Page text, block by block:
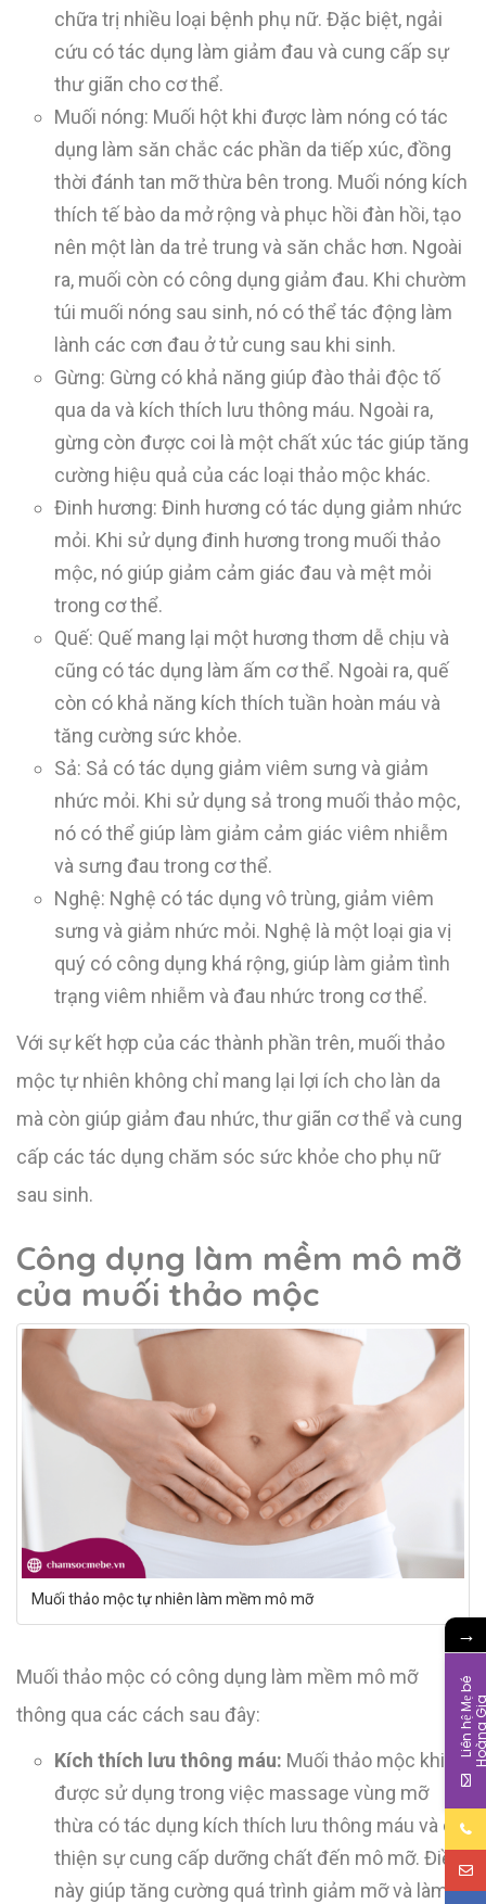
chữa trị nhiều loại bệnh phụ nữ. Đặc biệt, ngải
cứu có tác dụng làm giảm đau và cung cấp sự
thư giãn cho cơ thể.
Muối nóng: Muối hột khi được làm nóng có tác
dụng làm săn chắc các phần da tiếp xúc, đồng
thời đánh tan mỡ thừa bên trong. Muối nóng kích
thích tế bào da mở rộng và phục hồi đàn hồi, tạo
nên một làn da trẻ trung và săn chắc hơn. Ngoài
ra, muối còn có công dụng giảm đau. Khi chườm
túi muối nóng sau sinh, nó có thể tác động làm
lành các cơn đau ở tử cung sau khi sinh.
Gừng: Gừng có khả năng giúp đào thải độc tố
qua da và kích thích lưu thông máu. Ngoài ra,
gừng còn được coi là một chất xúc tác giúp tăng
cường hiệu quả của các loại thảo mộc khác.
Đinh hương: Đinh hương có tác dụng giảm nhức
mỏi. Khi sử dụng đinh hương trong muối thảo
mộc, nó giúp giảm cảm giác đau và mệt mỏi
trong cơ thể.
Quế: Quế mang lại một hương thơm dễ chịu và
cũng có tác dụng làm ấm cơ thể. Ngoài ra, quế
còn có khả năng kích thích tuần hoàn máu và
tăng cường sức khỏe.
Sả: Sả có tác dụng giảm viêm sưng và giảm
nhức mỏi. Khi sử dụng sả trong muối thảo mộc,
nó có thể giúp làm giảm cảm giác viêm nhiễm
và sưng đau trong cơ thể.
Nghệ: Nghệ có tác dụng vô trùng, giảm viêm
sưng và giảm nhức mỏi. Nghệ là một loại gia vị
quý có công dụng khá rộng, giúp làm giảm tình
trạng viêm nhiễm và đau nhức trong cơ thể.
Với sự kết hợp của các thành phần trên, muối thảo
mộc tự nhiên không chỉ mang lại lợi ích cho làn da
mà còn giúp giảm đau nhức, thư giãn cơ thể và cung
cấp các tác dụng chăm sóc sức khỏe cho phụ nữ
sau sinh.
Công dụng làm mềm mô mỡ
của muối thảo mộc
Muối thảo mộc tự nhiên làm mềm mô mỡ
Muối thảo mộc có công dụng làm mềm mô mỡ
thông qua các cách sau đây:
Kích thích lưu thông máu: Muối thảo mộc khi
được sử dụng trong việc massage vùng mỡ
thừa có tác dụng kích thích lưu thông máu và cải
thiện sự cung cấp dưỡng chất đến mô mỡ. Điều
này giúp tăng cường quá trình giảm mỡ và làm
→
L
i
ê
n
h
ệ
M
b
é
H
o
à
n
g
G
i